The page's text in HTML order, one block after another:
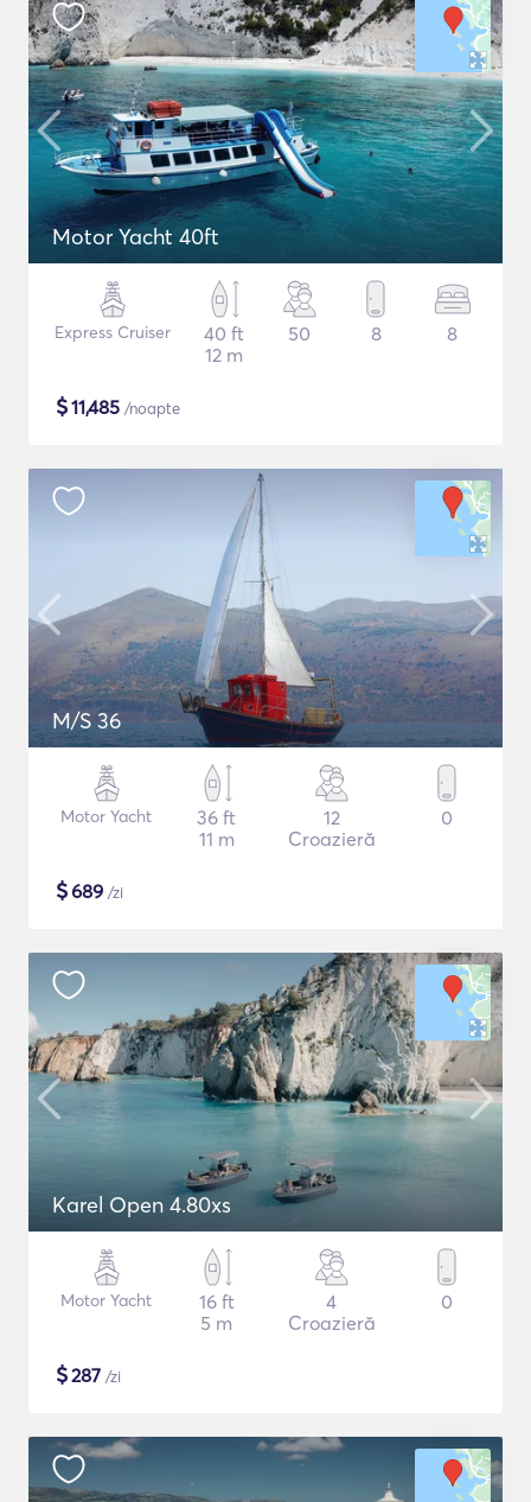
Motor Yacht 40ft
Express Cruiser
40 ft
12 m
50 8 8
$11,485 /noapte
M/S 36
Motor Yacht
36 ft
11 m
12
Croazieră
0
$689 /zi
Karel Open 4.80xs
Motor Yacht
16 ft
5 m
4
Croazieră
0
$287 /zi